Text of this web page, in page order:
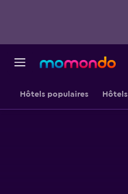
Hôtels populaires